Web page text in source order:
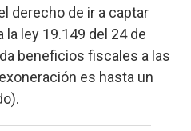
derecho de ir a captar
ley 19.149 del 24 de
beneficios fiscales a las
es hasta un